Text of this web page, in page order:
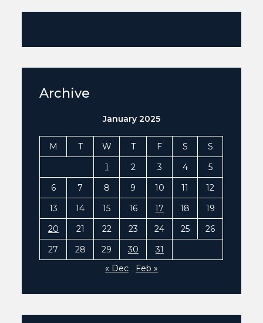
Archive
January 2025
M T W T F S
S
1
2 3 4
5
6
7 8 9 10 11
12
13
14 15 16 17 18
19
20
21 22 23 24 25
26
27
28 29 30
31
« Dec
Feb »